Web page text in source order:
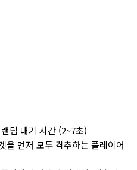
덤 대기 시간 (2~7초)
을 먼저 모두 격추하는 플레이어